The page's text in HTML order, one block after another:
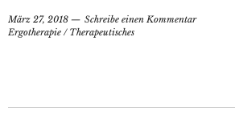
März 27, 2018
Schreibe einen Kommentar
Ergotherapie / Therapeutisches